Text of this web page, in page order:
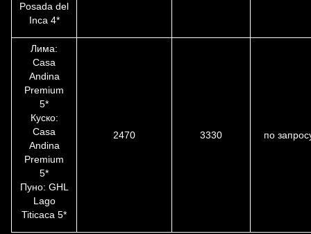
Posada del
Inca 4*
Лима:
Casa
Andina
Premium
5*
Куско:
Casa
Andina
Premium
5*
Пуно: GHL
Lago
Titicaca 5*
2470 3330 по